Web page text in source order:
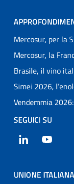
Mercosur, per la
Mercosur, la
Brasile, il vino
Simei 2026,
Vendemmia
SEGUICI SU
LinkedIn
UNIONE